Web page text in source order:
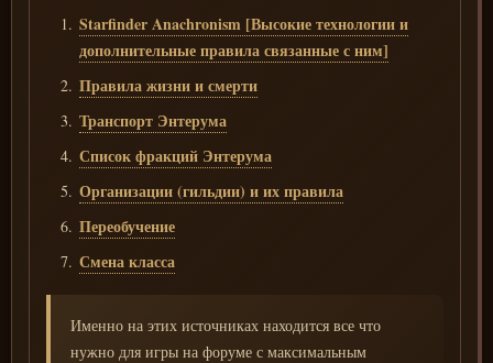
Starfinder Anachronism [Высокие технологии и
дополнительные правила связанные с ним]
Правила жизни и смерти
Транспорт Энтерума
Список фракций Энтерума
Организации (гильдии) и их правила
Переобучение
Смена класса
Именно на этих источниках находится все что
нужно для игры на форуме с максимальным